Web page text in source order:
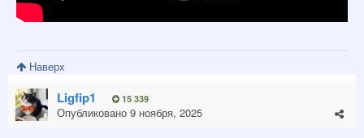
Наверх
Ligfip1 15 339
Опубликовано 9 ноября, 2025